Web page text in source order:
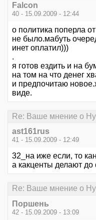
Falcon
40 - 15.09.2009 - 12:44
о политика поперла
не было.мабуть
инет оплатил)))
.
я готов ездить и на
на том на что денег
и предпочитаю
виде.
Re: Ваше мнение о
ast161rus
41 - 15.09.2009 - 12:49
32_на иже если, то
а какценты делают до
Re: Ваше мнение о
Поршень
42 - 15.09.2009 - 13:09